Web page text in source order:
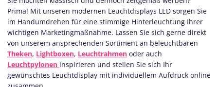
Prima! Mit unseren modernen Leuchtdisplays LED sorgen Sie
im Handumdrehen für eine stimmige Hinterleuchtung Ihrer
wichtigen Marketingmaßnahme. Lassen Sie sich gerne direkt
von unserem ansprechenden Sortiment an beleuchtbaren
Theken, Lightboxen, Leuchtra​hmen oder auch
Leuchtpylonen inspirieren und stellen Sie sich Ihr
gewünschtes Leuchtdisplay mit individuellem Aufdruck online